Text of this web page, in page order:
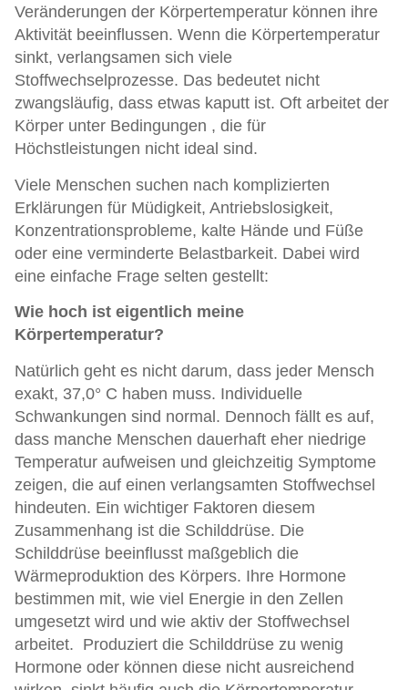
Veränderungen der Körpertemperatur können ihre
Aktivität beeinflussen. Wenn die Körpertemperatur
sinkt, verlangsamen sich viele
Stoffwechselprozesse. Das bedeutet nicht
zwangsläufig, dass etwas kaputt ist. Oft arbeitet der
Körper unter Bedingungen , die für
Höchstleistungen nicht ideal sind.
Viele Menschen suchen nach komplizierten
Erklärungen für Müdigkeit, Antriebslosigkeit,
Konzentrationsprobleme, kalte Hände und Füße
oder eine verminderte Belastbarkeit. Dabei wird
eine einfache Frage selten gestellt:
Wie hoch ist eigentlich meine
Körpertemperatur?
Natürlich geht es nicht darum, dass jeder Mensch
exakt, 37,0° C haben muss. Individuelle
Schwankungen sind normal. Dennoch fällt es auf,
dass manche Menschen dauerhaft eher niedrige
Temperatur aufweisen und gleichzeitig Symptome
zeigen, die auf einen verlangsamten Stoffwechsel
hindeuten. Ein wichtiger Faktoren diesem
Zusammenhang ist die Schilddrüse. Die
Schilddrüse beeinflusst maßgeblich die
Wärmeproduktion des Körpers. Ihre Hormone
bestimmen mit, wie viel Energie in den Zellen
umgesetzt wird und wie aktiv der Stoffwechsel
arbeitet. Produziert die Schilddrüse zu wenig
Hormone oder können diese nicht ausreichend